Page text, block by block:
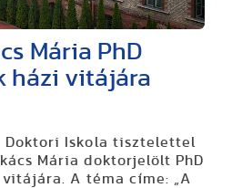
Mária PhD
házi vitájára
Doktori Iskola tisztelettel
Mária doktorjelölt PhD
A téma címe: „A